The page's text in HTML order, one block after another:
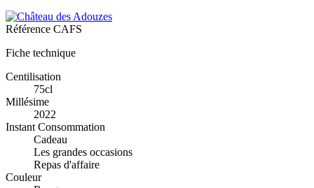
Référence CAFS
Fiche technique
Centilisation
75cl
Millésime
2022
Instant Consommation
Cadeau
Les grandes occasions
Repas d'affaire
Couleur